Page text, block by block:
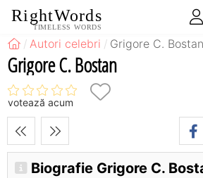
RightWords
TIMELESS WORDS
Autori celebri Grigore C. Bostan
Grigore C. Bostan
votează acum
Biografie Grigore C.